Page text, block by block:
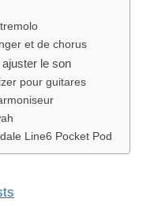
et de chorus
ajuster le son
pour guitares
Line6 Pocket Pod